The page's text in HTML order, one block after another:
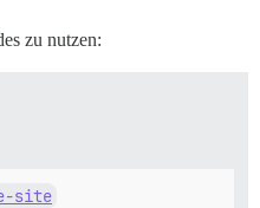
zu nutzen:
site